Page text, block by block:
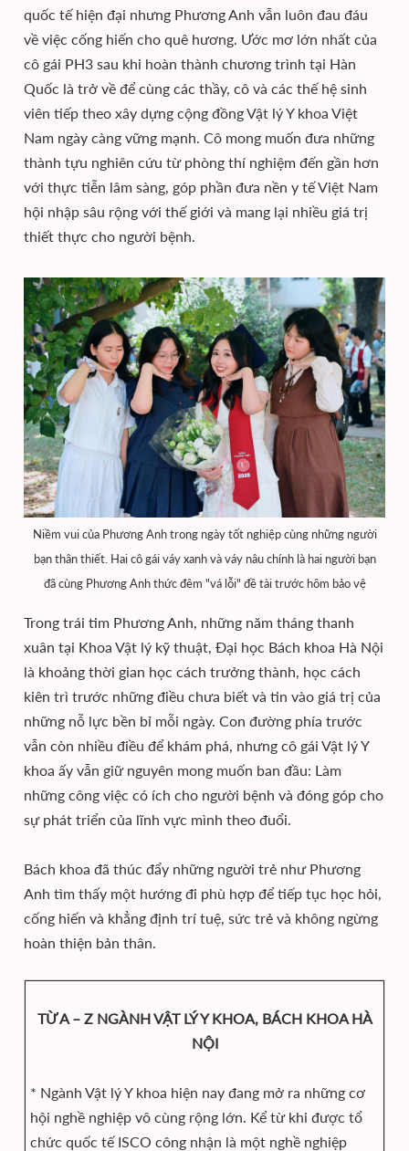
quốc tế hiện đại nhưng Phương Anh vẫn luôn đau đáu
về việc cống hiến cho quê hương. Ước mơ lớn nhất của
cô gái PH3 sau khi hoàn thành chương trình tại Hàn
Quốc là trở về để cùng các thầy, cô và các thế hệ sinh
viên tiếp theo xây dựng cộng đồng Vật lý Y khoa Việt
Nam ngày càng vững mạnh. Cô mong muốn đưa những
thành tựu nghiên cứu từ phòng thí nghiệm đến gần hơn
với thực tiễn lâm sàng, góp phần đưa nền y tế Việt Nam
hội nhập sâu rộng với thế giới và mang lại nhiều giá trị
thiết thực cho người bệnh.
Niềm vui của Phương Anh trong ngày tốt nghiệp cùng những người
bạn thân thiết. Hai cô gái váy xanh và váy nâu chính là hai người bạn
đã cùng Phương Anh thức đêm "vá lỗi" đề tài trước hôm bảo vệ
Trong trái tim Phương Anh, những năm tháng thanh
xuân tại Khoa Vật lý kỹ thuật, Đại học Bách khoa Hà Nội
là khoảng thời gian học cách trưởng thành, học cách
kiên trì trước những điều chưa biết và tin vào giá trị của
những nỗ lực bền bỉ mỗi ngày. Con đường phía trước
vẫn còn nhiều điều để khám phá, nhưng cô gái Vật lý Y
khoa ấy vẫn giữ nguyên mong muốn ban đầu: Làm
những công việc có ích cho người bệnh và đóng góp cho
sự phát triển của lĩnh vực mình theo đuổi.
Bách khoa đã thúc đẩy những người trẻ như Phương
Anh tìm thấy một hướng đi phù hợp để tiếp tục học hỏi,
cống hiến và khẳng định trí tuệ, sức trẻ và không ngừng
hoàn thiện bản thân.
TỪ A – Z NGÀNH VẬT LÝ Y KHOA, BÁCH KHOA HÀ
NỘI
* Ngành Vật lý Y khoa hiện nay đang mở ra những cơ
hội nghề nghiệp vô cùng rộng lớn. Kể từ khi được tổ
chức quốc tế ISCO công nhận là một nghề nghiệp